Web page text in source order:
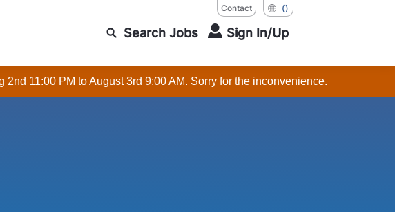
Contact ()
Search Jobs Sign In/Up
11:00 PM to August 3rd 9:00 AM. Sorry for the inconvenience.